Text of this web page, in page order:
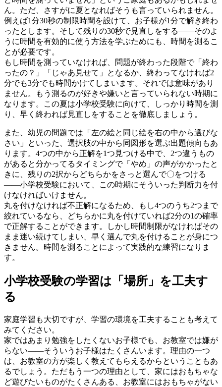
ん。ただ、さすがに夏となればそうも言っていられません。
例えば1分30秒の制限時間を設けて、お子様が1分で解き終わ
ったとします。そして残りの30秒で見直しをする——そのよ
うに時間を有効的に使う方法を学ぶためにも、時間を測るこ
とが必要です。
もし時間を測っていなければ、問題が終わった段階で「終わ
ったの？」「じゃあ見せて」となるか、終わってなければ2
分でも3分でも時間かけてしまいます。それでは意味があり
ません。もう測るのが好きや嫌いと言っていられない時期に
なります。この夏は小学校受験に向けて、しっかり時間を測
り、早く終われば見直しをすることを徹底しましょう。
また、幼児の問題では「左の絵と同じ絵を右の中から選びな
さい」といった、選択肢の中から同図形を選ぶ出題傾向もあ
ります。4つの中から正解を1つ見つける中で、2つ違うもの
があると分かってるタイミングで「やめ」の声がかかったと
きに、残りの2択からどちらかをさっと選んで〇をつける
——小学校受験において、この時期にそういった判断力を付
けなければいけません。
丸を付けなければ不正解になるため、もし4つのうち2つまで
絞れているなら、どちらかに丸を付けていれば2分の1の確率
で正解することができます。しかし時間制限がなければその
まま迷い続けてしまい、早く選んで丸を付けることが身につ
きません。時間を測ることによって実践的な練習になりま
す。
小学校受験の学習は「場所」を工夫す
る
家庭学習も大切ですが、学習の環境を工夫することも考えて
みてください。
家ではあまり勉強をしたくないお子様でも、お教室では嫌が
らない——そういうお子様はたくさんいます。理由の一つ
は、お教室の方が楽しく教えてもらえるからということもあ
るでしょう。ただもう一つの理由として、家にはおもちゃな
ど遊びたいものがたくさんある、お教室にはおもちゃがない